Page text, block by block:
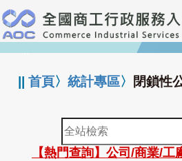
跳
到
主
要
:::
||首頁〉統計專區〉 閉鎖性
全
站
檢
【熱門查詢】公司/商業/工